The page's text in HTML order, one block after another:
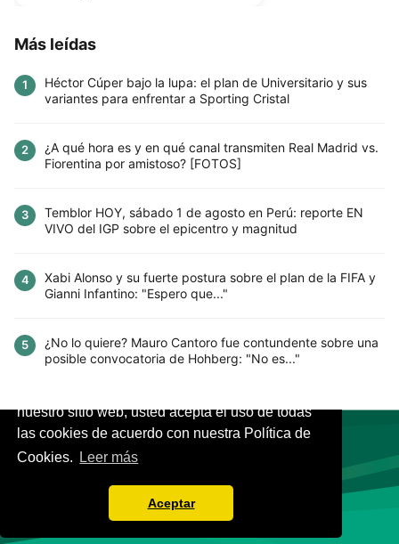
Este sitio utiliza cookies para mejorar la
nuestro sitio web, usted acepta el uso de todas
las cookies de acuerdo con nuestra Política de
Cookies.
Leer más
Aceptar
Más leídas
1
Héctor Cúper bajo la lupa: el plan de Universitario y sus
variantes para enfrentar a Sporting Cristal
2
¿A qué hora es y en qué canal transmiten Real Madrid vs.
Fiorentina por amistoso? [FOTOS]
3
Temblor HOY, sábado 1 de agosto en Perú: reporte EN
VIVO del IGP sobre el epicentro y magnitud
4
Xabi Alonso y su fuerte postura sobre el plan de la FIFA y
Gianni Infantino: "Espero que..."
5
¿No lo quiere? Mauro Cantoro fue contundente sobre una
posible convocatoria de Hohberg: "No es..."